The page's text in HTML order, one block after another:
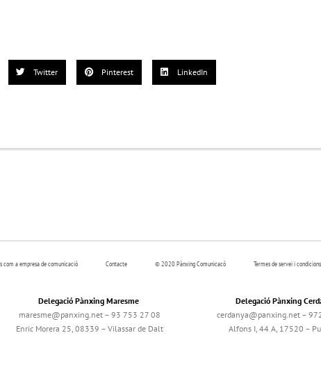
Twitter Pinterest LinkedIn
com a empresa de comunicació Contacte © 2020 Pànxing Comunicacó Termes de servei i
Delegació Pànxing Maresme
maresme@panxing.net – 93 753 27 08
Enric Morera 25, 08339 – Vilassar de Dalt
Delegació Pànxing
cerdanya@panxing.net –
Alfons I, 44 A, 17520 –